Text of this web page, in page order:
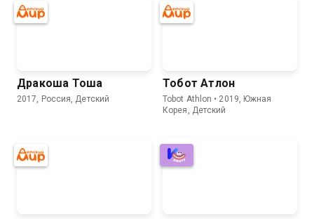
Дракоша Тоша
2017, Россия, Детский
Тобот Атлон
Tobot Athlon • 2019, Южная
Корея, Детский